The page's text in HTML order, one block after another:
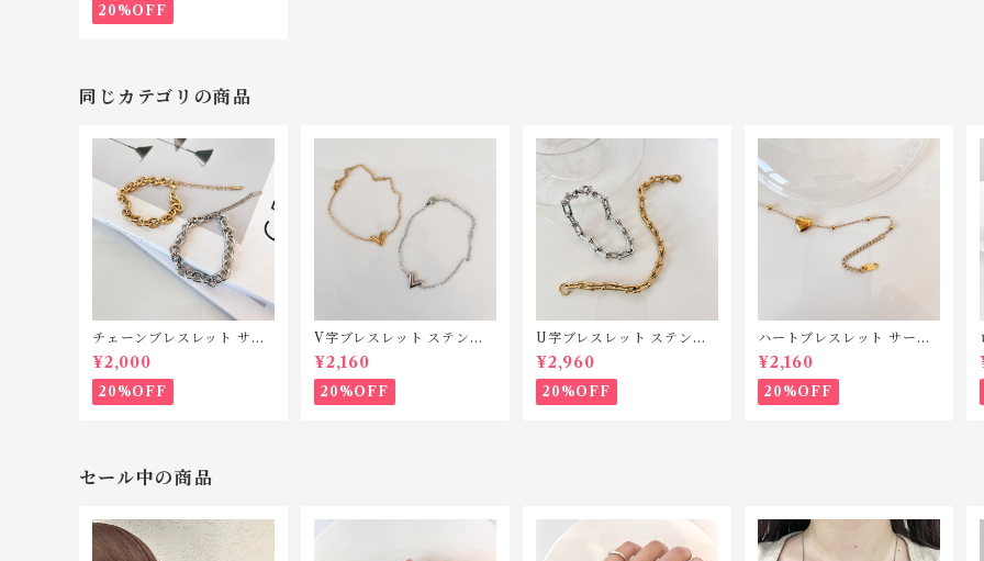
20%OFF
同じカテゴリの商品
チェーンブレスレット サー
ジカルステンレス TSB010
¥2,000
20%OFF
V字ブレスレット ステンレ
ス TSB001
¥2,160
20%OFF
U字ブレスレット ステンレ
ス TSB012
¥2,960
20%OFF
ハートブレスレット サージ
カルステンレス TSB005
¥2,160
20%OFF
セール中の商品